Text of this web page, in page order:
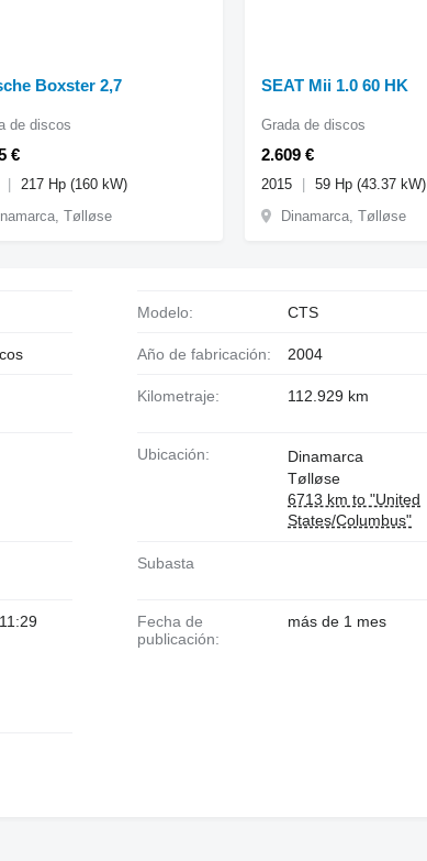
Boxster 2,7
€
de discos
217 Hp (160 kW)
Tølløse
SEAT Mii 1.0 60 HK
2.609 €
Grada de discos
2015
59 Hp (43.37 kW)
Dinamarca, Tølløse
Modelo: CTS
Año de fabricación: 2004
Kilometraje: 112.929 km
Ubicación:
Dinamarca
Tølløse
6713 km to "United
States/Columbus"
Subasta
Fecha de
publicación:
más de 1 mes